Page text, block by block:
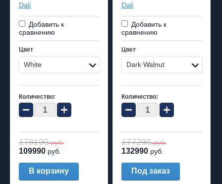
Dali
Добавить к
сравнению
Цвет
White
Количество:
− +
178190руб.
109990 руб.
В корзину
Dali
Добавить к
сравнению
Цвет
Dark Walnut
Количество:
− +
177290руб.
132990 руб.
Под заказ